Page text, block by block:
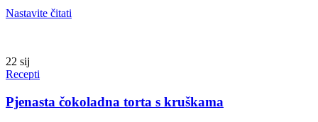
Nastavite čitati
22 sij
Recepti
Pjenasta čokoladna torta s kruškama